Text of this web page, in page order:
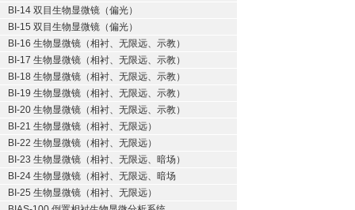
BI-14 双目生物显微镜（偏光）
BI-15 双目生物显微镜（偏光）
BI-16 生物显微镜（相衬、无限远、示教）
BI-17 生物显微镜（相衬、无限远、示教）
BI-18 生物显微镜（相衬、无限远、示教）
BI-19 生物显微镜（相衬、无限远、示教）
BI-20 生物显微镜（相衬、无限远、示教）
BI-21 生物显微镜（相衬、无限远）
BI-22 生物显微镜（相衬、无限远）
BI-23 生物显微镜（相衬、无限远、暗场）
BI-24 生物显微镜（相衬、无限远、暗场
BI-25 生物显微镜（相衬、无限远）